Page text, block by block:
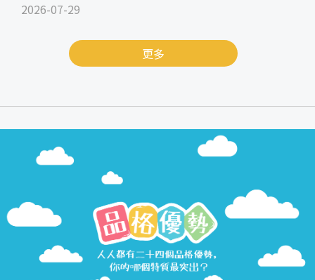
2026-07-29
更多